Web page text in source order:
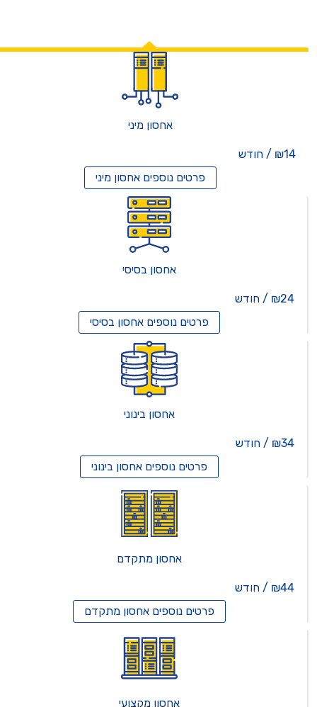
אחסון מיני
₪14 / חודש
פרטים נוספיםאחסון מיני
אחסון בסיסי
₪24 / חודש
פרטים נוספיםאחסון בסיסי
אחסון בינוני
₪34 / חודש
פרטים נוספיםאחסון בינוני
אחסון מתקדם
₪44 / חודש
פרטים נוספיםאחסון מתקדם
אחסון מקצועי